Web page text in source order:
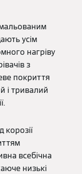
усім
нагріву
з
покриття
і тривалий
всебічна
низькі